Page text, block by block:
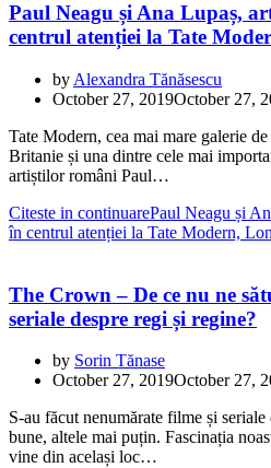
Paul Neagu și Ana Lupaș,
centrul atenției la Tate
by Alexandra Tănăsescu
October 27, 2019October 27,
Tate Modern, cea mai mare galerie
Britanie și una dintre cele mai
artiștilor români Paul…
Citeste in continuarePaul Neagu și
în centrul atenției la Tate Modern,
The Crown – De ce nu ne
seriale despre regi și regine?
by Sorin Tănase
October 27, 2019October 27,
S-au făcut nenumărate filme și
bune, altele mai puțin. Fascinația
vine din același loc…